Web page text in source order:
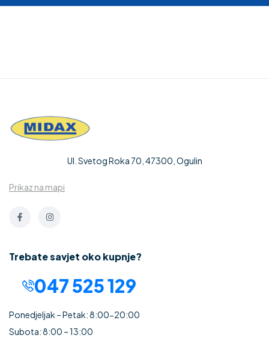
Ul. Svetog Roka 70, 47300, Ogulin
Prikaz na mapi
Trebate savjet oko kupnje?
047 525 129
Ponedjeljak – Petak: 8:00-20:00
Subota: 8:00 – 13:00